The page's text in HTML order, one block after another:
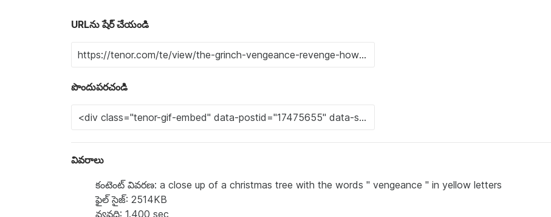
URLను షేర్ చేయండి
పొందుపరచండి
వివరాలు
కంటెంట్ వివరణ: a close up of a christmas tree with the words " vengeance " in yellow letters
ఫైల్ సైజ్: 2514KB
వ్యవధి: 1.400 sec